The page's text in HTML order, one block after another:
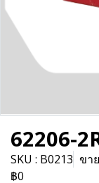
62206-
SKU : B0213 ขา
฿0